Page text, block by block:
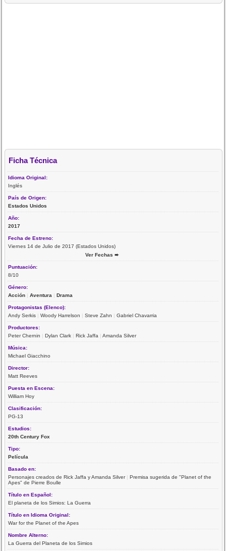
Ficha Técnica
Idioma Original:
Inglés
País de Origen:
Estados Unidos
Año:
2017
Fecha de Estreno:
Viernes 14 de Julio de 2017 (Estados Unidos)
Ver Fechas ➨
Puntuación:
8/10
Género:
Acción |Aventura |Drama
Protagonistas (Elenco):
Andy Serkis |Woody Harrelson |Steve Zahn |Gabriel Chavarria
Productores:
Peter Chernin |Dylan Clark |Rick Jaffa |Amanda Silver
Música:
Michael Giacchino
Director:
Matt Reeves
Puesta en Escena:
William Hoy
Clasificación:
PG-13
Estudios:
20th Century Fox
Tipo:
Película
Basado en:
Personajes creados de Rick Jaffa y Amanda Silver|Premisa sugerida de "Planet of the
Apes" de Pierre Boulle
Título en Español:
El planeta de los Simios: La Guerra
Título en Idioma Original:
War for the Planet of the Apes
Nombre Alterno:
La Guerra del Planeta de los Simios